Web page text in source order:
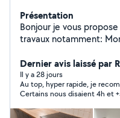
Présentation
Bonjour je vous
travaux notamment: Montage meubles kit, rénovation
et de toile de verre Entretien courant véhicule
automobile. Je travaille avec du sérieux et
professionnalisme. Disponible du lundi au vendredi à
partir de 16h30 toute la
pas à me connecter
Dernier avis laissé par
Il y a 28 jours
Au top, hyper rapide, je
Certains nous disaient 4h et